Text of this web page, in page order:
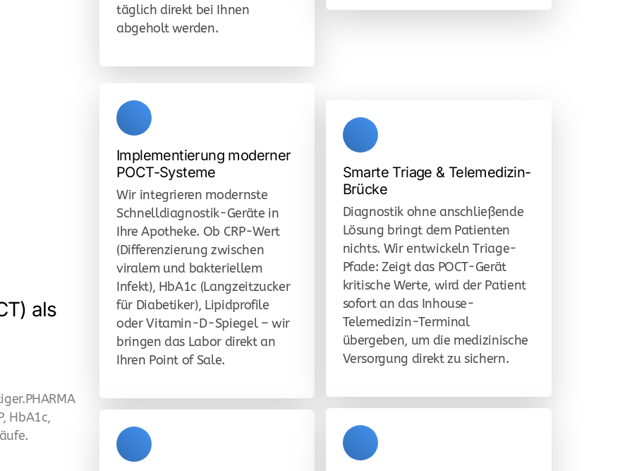
täglich direkt bei Ihnen
abgeholt werden.
als
HbA1c,
Implementierung moderner
POCT-Systeme
Wir integrieren modernste
Schnelldiagnostik-Geräte in
Ihre Apotheke. Ob CRP-Wert
(Differenzierung zwischen
viralem und bakteriellem
Infekt), HbA1c (Langzeitzucker
für Diabetiker), Lipidprofile
oder Vitamin-D-Spiegel – wir
bringen das Labor direkt an
Ihren Point of Sale.
Smarte Triage & Telemedizin-
Brücke
Diagnostik ohne anschließende
Lösung bringt dem Patienten
nichts. Wir entwickeln Triage-
Pfade: Zeigt das POCT-Gerät
kritische Werte, wird der Patient
sofort an das Inhouse-
Telemedizin-Terminal
übergeben, um die medizinische
Versorgung direkt zu sichern.